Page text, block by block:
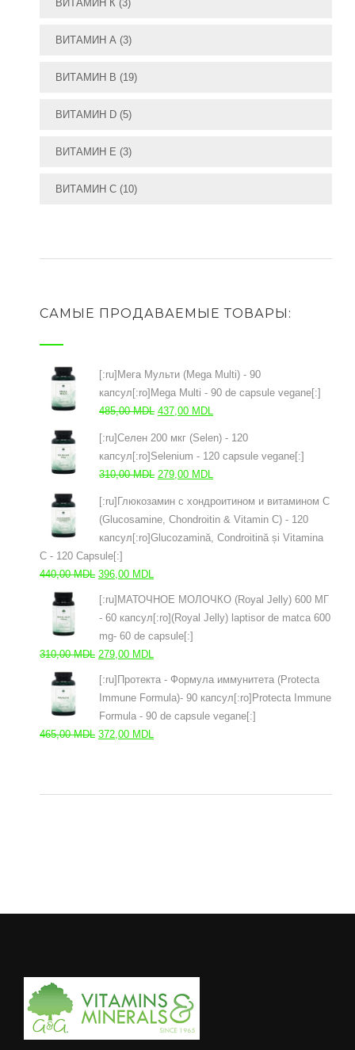
ВИТАМИН К (3)
ВИТАМИН А (3)
ВИТАМИН В (19)
ВИТАМИН D (5)
ВИТАМИН Е (3)
ВИТАМИН С (10)
САМЫЕ ПРОДАВАЕМЫЕ ТОВАРЫ:
[:ru]Мега Мульти (Mega Multi) - 90
капсул[:ro]Mega Multi - 90 de capsule vegane[:]
485,00MDL Prețul
485,00 MDL.
437,00 MDL
este:
437,00 MDL.
[:ru]Селен 200 мкг (Selen) - 120
капсул[:ro]Selenium - 120 capsule vegane[:]
310,00MDL Prețul
fost:
310,00 MDL.
279,00 MDL
[:ru]Глюкозамин с хондроитином и витамином С
(Glucosamine, Chondroitin & Vitamin C) - 120
капсул[:ro]Glucozamină, Condroitină și Vitamina
C - 120 Capsule[:]
440,00MDL Prețul
396,00 MDL
[:ru]МАТОЧНОЕ МОЛОЧКО (Royal Jelly) 600 МГ
- 60 капсул[:ro](Royal Jelly) laptisor de matca 600
mg- 60 de capsule[:]
310,00MDL Prețul
279,00 MDL
[:ru]Протекта - Формула иммунитета (Protecta
Immune Formula)- 90 капсул[:ro]Protecta Immune
Formula - 90 de capsule vegane[:]
465,00MDL Prețul
372,00 MDL